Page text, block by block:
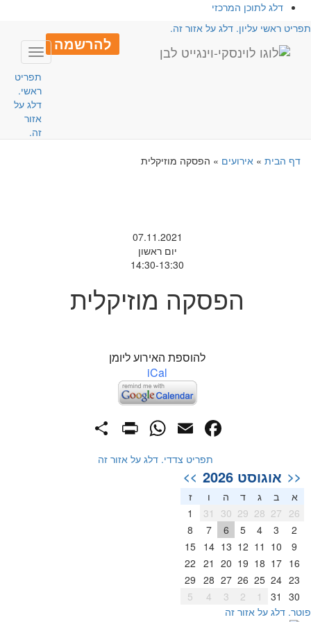
דלג לתוכן המרכזי
ראשי עליון. דלג על אזור זה.
להרשמה
Toggle
תפריט
ראשי.
דלג על
אזור
זה.
דף הבית» אירועים» הפסקה מוזיקלית
07.11.2021
יום ראשון
14:30-13:30
הפסקה מוזיקלית
להוספת האירוע ליומן
iCal
Facebook
Email
WhatsApp
תפריט צדדי. דלג על אזור זה
<< אוגוסט 2026 >>
א ב ג ד ה
ז
26
27
28
29
30
31
2
3
4
5
6
7
8
9
10
11
12
13
14
15
16
17
18
19
20
21
22
23
24
25
26
27
28
29
30
31
2
3
4
5
דלג על אזור זה